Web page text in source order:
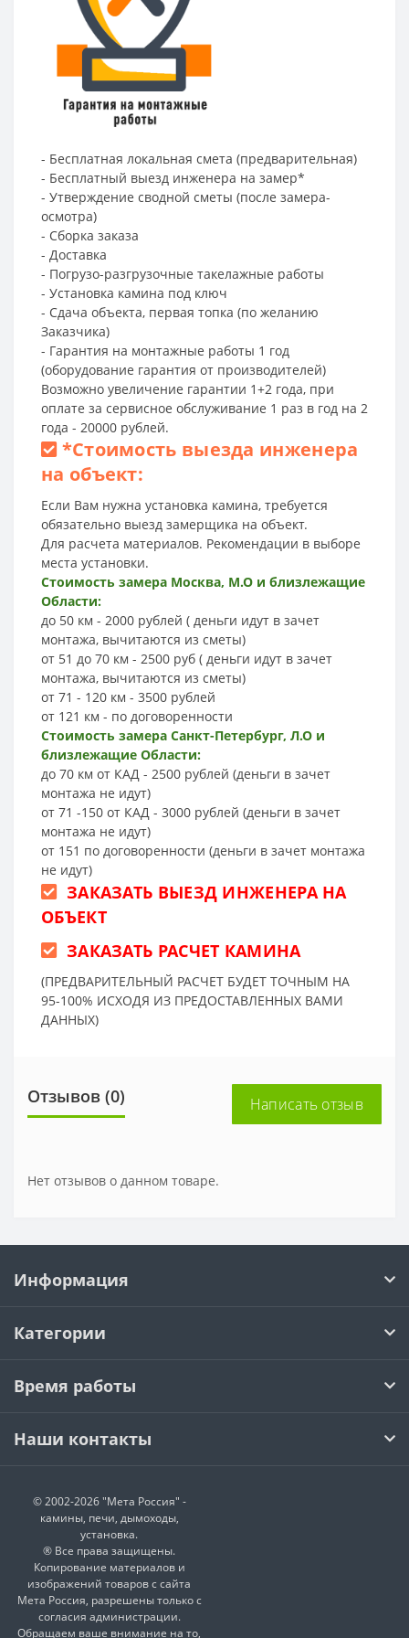
- Бесплатная локальная смета (предварительная)
- Бесплатный выезд инженера на замер*
- Утверждение сводной сметы (после замера-
осмотра)
- Сборка заказа
- Доставка
- Погрузо-разгрузочные такелажные работы
- Установка камина под ключ
- Сдача объекта, первая топка (по желанию
Заказчика)
- Гарантия на монтажные работы 1 год
(оборудование гарантия от производителей)
Возможно увеличение гарантии 1+2 года, при
оплате за сервисное обслуживание 1 раз в год на 2
года - 20000 рублей.
*Стоимость выезда инженера
на объект:
Если Вам нужна установка камина, требуется
обязательно выезд замерщика на объект.
Для расчета материалов. Рекомендации в выборе
места установки.
Стоимость замера Москва, М.О и близлежащие
Области:
до 50 км - 2000 рублей ( деньги идут в зачет
монтажа, вычитаются из сметы)
от 51 до 70 км - 2500 руб ( деньги идут в зачет
монтажа, вычитаются из сметы)
от 71 - 120 км - 3500 рублей
от 121 км - по договоренности
Стоимость замера Санкт-Петербург, Л.О и
близлежащие Области:
до 70 км от КАД - 2500 рублей (деньги в зачет
монтажа не идут)
от 71 -150 от КАД - 3000 рублей (деньги в зачет
монтажа не идут)
от 151 по договоренности (деньги в зачет монтажа
не идут)
ЗАКАЗАТЬ ВЫЕЗД ИНЖЕНЕРА НА
ОБЪЕКТ
ЗАКАЗАТЬ РАСЧЕТ КАМИНА
(ПРЕДВАРИТЕЛЬНЫЙ РАСЧЕТ БУДЕТ ТОЧНЫМ НА
95-100% ИСХОДЯ ИЗ ПРЕДОСТАВЛЕННЫХ ВАМИ
ДАННЫХ)
Отзывов (0) Написать отзыв
Нет отзывов о данном товаре.
Информация
Категории
Время работы
Наши контакты
© 2002-2026 "Мета Россия" -
камины, печи, дымоходы,
установка.
® Все права защищены.
Копирование материалов и
изображений товаров с сайта
Мета Россия, разрешены только с
согласия администрации.
Обращаем ваше внимание на то,